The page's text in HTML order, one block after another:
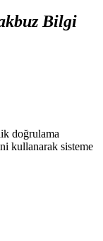
Bilgi
doğrulama
kullanarak sisteme